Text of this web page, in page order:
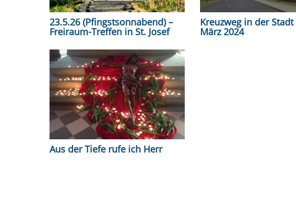
23.5.26 (Pfingstsonnabend) –
Freiraum-Treffen in St. Josef
Kreuzweg in der
März 2024
Aus der Tiefe rufe ich Herr